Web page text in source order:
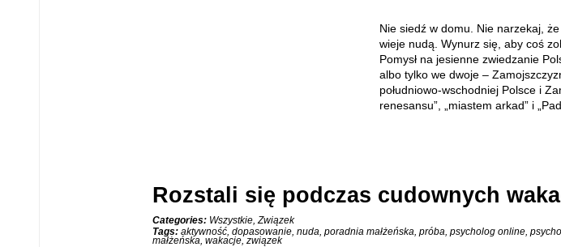
Nie siedź w domu. Nie narzekaj,
wieje nudą. Wynurz się, aby coś
Pomysł na jesienne zwiedzanie
albo tylko we dwoje –
południowo-wschodniej Polsce i
renesansu”, „miastem arkad” i
Rozstali się podczas cudownych
Categories: Wszystkie,Związek
Tags: aktywność, dopasowanie, nuda, poradnia małżeńska, próba, psycholog online,
małżeńska, wakacje, związek